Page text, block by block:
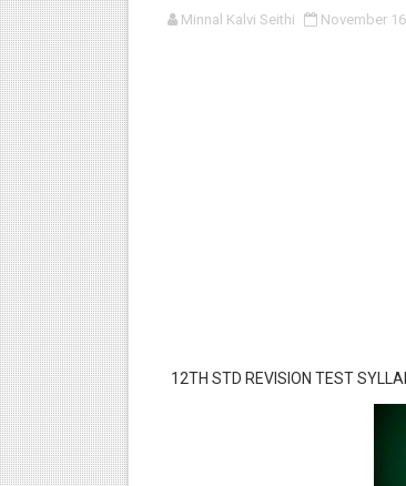
பள்ளி காலை
Minnal Kalvi Seithi November
12TH STD REVISION TEST